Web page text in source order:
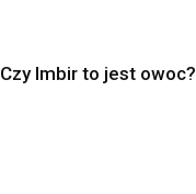
Czy Imbir to jest owoc?